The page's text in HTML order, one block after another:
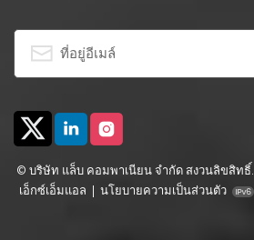
© บริษัท แล็บ คอมพาเนียน จำกัด สงวนลิขสิทธิ์.
เอ็กซ์เอ็มแอล | นโยบายความเป็นส่วนตัว